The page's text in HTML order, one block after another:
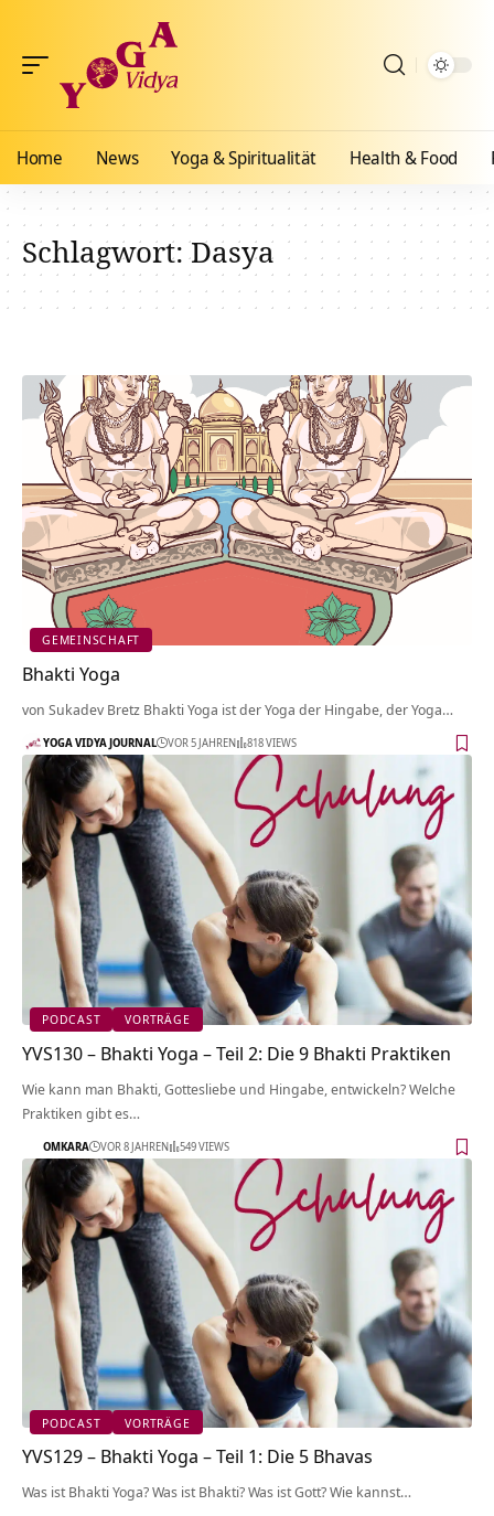
Home News Yoga & Spiritualität Health & Food
Schlagwort:Dasya
GEMEINSCHAFT
Bhakti Yoga
von Sukadev Bretz Bhakti Yoga ist der Yoga der Hingabe, der Yoga…
YOGA VIDYA JOURNAL VOR 5 JAHREN 818 VIEWS
PODCAST VORTRÄGE
YVS130 – Bhakti Yoga – Teil 2: Die 9 Bhakti Praktiken
Wie kann man Bhakti, Gottesliebe und Hingabe, entwickeln? Welche
Praktiken gibt es…
OMKARA VOR 8 JAHREN 549 VIEWS
PODCAST VORTRÄGE
YVS129 – Bhakti Yoga – Teil 1: Die 5 Bhavas
Was ist Bhakti Yoga? Was ist Bhakti? Was ist Gott? Wie kannst…